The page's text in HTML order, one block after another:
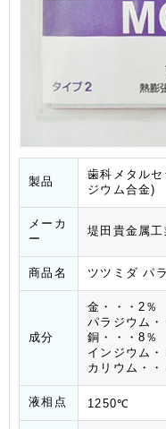
製品
歯科メタル
ジウム合金)
メーカ
ー
堤田貴金属
商品名 ツツミダ パ
成分
金・・・2％
パラジウム・
銅・・・8％
インジウム・
カリウム・・
液相点 1250℃